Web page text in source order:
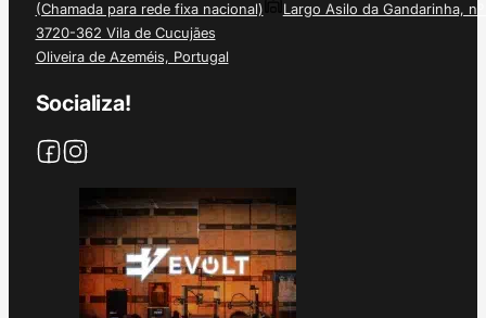
(Chamada para rede fixa nacional)
Largo Asilo da Gandarinha, nº
3720-362 Vila de Cucujães
Oliveira de Azeméis, Portugal
Socializa!